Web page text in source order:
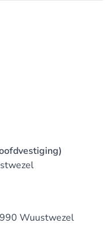
bij ons hoog in
Wuustwezel